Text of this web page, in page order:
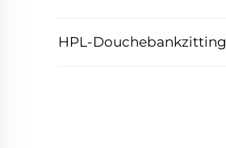
HPL-Douchebankzitting